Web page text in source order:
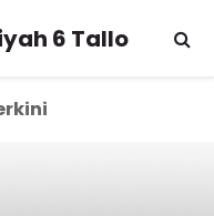
6 Tallo